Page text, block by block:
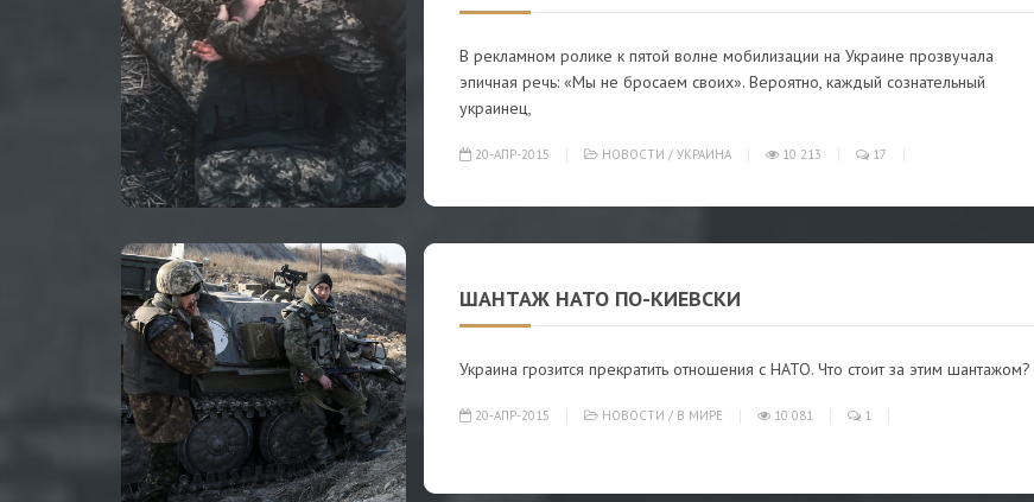
В рекламном ролике к пятой волне мобилизации на Украине прозвучала
эпичная речь: «Мы не бросаем своих». Вероятно, каждый сознательный
украинец,
20-АПР-2015 НОВОСТИ / УКРАИНА 10 213 17
ШАНТАЖ НАТО ПО-КИЕВСКИ
Украина грозится прекратить отношения с НАТО. Что стоит за этим шантажом?
20-АПР-2015 НОВОСТИ / В МИРЕ 10 081 1